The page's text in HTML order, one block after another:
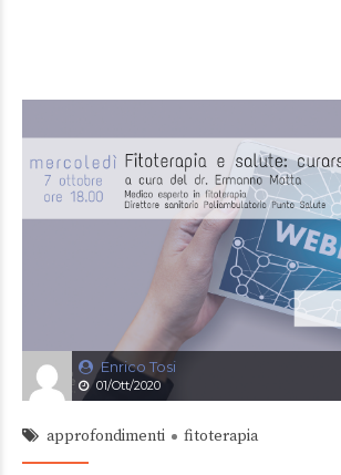
Enrico Tosi
01/Ott/2020
approfondimenti fitoterapia